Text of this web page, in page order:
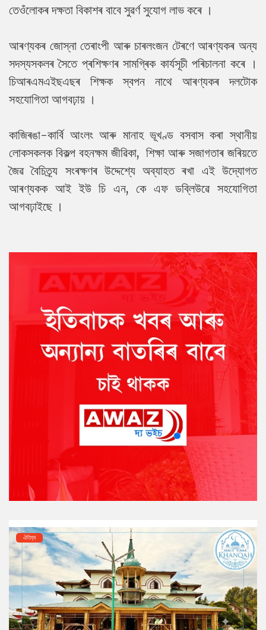
তেওঁলোকৰ দক্ষতা বিকাশৰ বাবে সুৱৰ্ণ সুযোগ লাভ কৰে ।
আৰণ্যকৰ জোস্না তেৰাংপী আৰু চাৰলংজন টেৰণে আৰণ্যকৰ অন্য
সদস্যসকলৰ সৈতে প্ৰশিক্ষণৰ সামগ্ৰিক কাৰ্যসূচী পৰিচালনা কৰে ।
চিআৰএমএইছএছৰ শিক্ষক স্বপন নাথে আৰণ্যকৰ দলটোক
সহযোগিতা আগবঢ়ায় ।
কাজিৰঙা-কাৰ্বি আংলং আৰু মানাহ ভূখণ্ড বসবাস কৰা স্থানীয়
লোকসকলক বিকল্প বহনক্ষম জীৱিকা, শিক্ষা আৰু সজাগতাৰ জৰিয়তে
জৈৱ বৈচিত্ৰ্য সংৰক্ষণৰ উদ্দেশ্যে অব্যাহত ৰখা এই উদ্যোগত
আৰণ্যকক আই ইউ চি এন, কে এফ ডব্লিউৱে সহযোগিতা
আগবঢ়াইছে ।
ঐতিহ্য